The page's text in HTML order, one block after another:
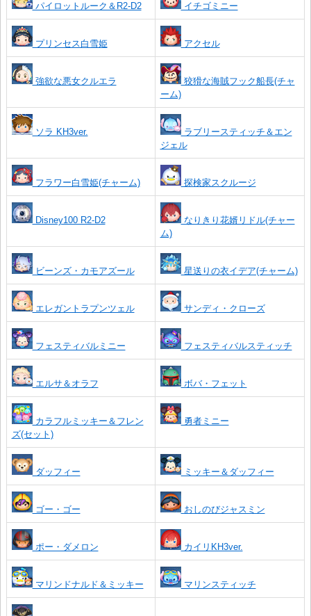
パイロットルーク＆R2-D2 イチゴミニー
プリンセス白雪姫 アクセル
強欲な悪女クルエラ
狡猾な海賊フック船長(チャ
ーム)
ソラ KH3ver.
ラブリースティッチ＆エン
ジェル
フラワー白雪姫(チャーム) 探検家スクルージ
Disney100 R2-D2
なりきり花婿リドル(チャー
ム)
ビーンズ・カモアズール 星送りの衣イデア(チャーム)
エレガントラプンツェル サンディ・クローズ
フェスティバルミニー フェスティバルスティッチ
エルサ＆オラフ ボバ・フェット
カラフルミッキー＆フレン
ズ(セット)
勇者ミニー
ダッフィー ミッキー＆ダッフィー
ゴー・ゴー おしのびジャスミン
ポー・ダメロン カイリKH3ver.
マリンドナルド＆ミッキー マリンスティッチ